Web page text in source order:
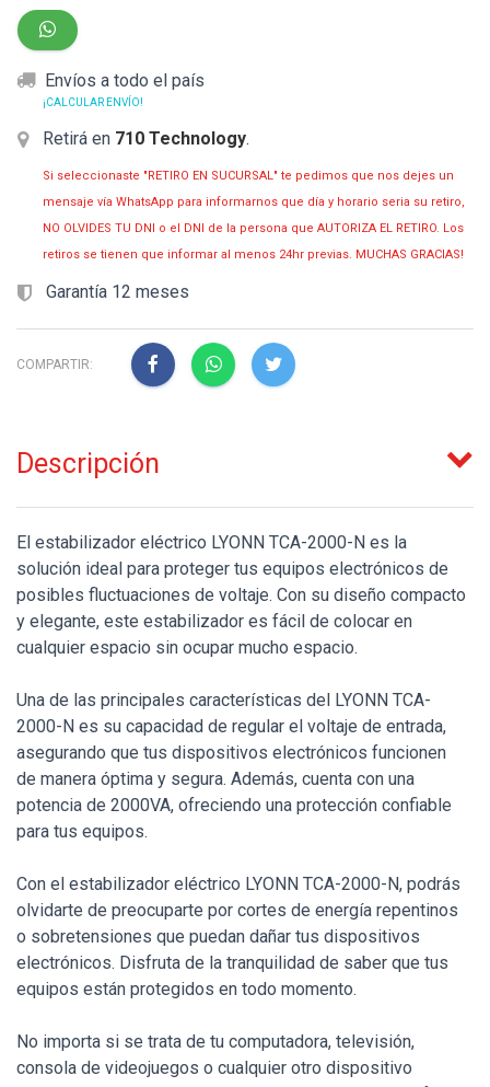
Envíos a todo el país
¡CALCULAR ENVÍO!
Retirá en 710 Technology.
Si seleccionaste "RETIRO EN SUCURSAL" te pedimos que nos dejes un
mensaje vía WhatsApp para informarnos que día y horario seria su retiro,
NO OLVIDES TU DNI o el DNI de la persona que AUTORIZA EL RETIRO. Los
retiros se tienen que informar al menos 24hr previas. MUCHAS GRACIAS!
Garantía 12 meses
COMPARTIR:
Descripción
El estabilizador eléctrico LYONN TCA-2000-N es la
solución ideal para proteger tus equipos electrónicos de
posibles fluctuaciones de voltaje. Con su diseño compacto
y elegante, este estabilizador es fácil de colocar en
cualquier espacio sin ocupar mucho espacio.
Una de las principales características del LYONN TCA-
2000-N es su capacidad de regular el voltaje de entrada,
asegurando que tus dispositivos electrónicos funcionen
de manera óptima y segura. Además, cuenta con una
potencia de 2000VA, ofreciendo una protección confiable
para tus equipos.
Con el estabilizador eléctrico LYONN TCA-2000-N, podrás
olvidarte de preocuparte por cortes de energía repentinos
o sobretensiones que puedan dañar tus dispositivos
electrónicos. Disfruta de la tranquilidad de saber que tus
equipos están protegidos en todo momento.
No importa si se trata de tu computadora, televisión,
consola de videojuegos o cualquier otro dispositivo